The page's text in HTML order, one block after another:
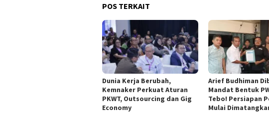
POS TERKAIT
Dunia Kerja Berubah,
Kemnaker Perkuat Aturan
PKWT, Outsourcing dan Gig
Economy
Arief Budhiman
Mandat Bentuk
Tebo! Persiapan
Mulai